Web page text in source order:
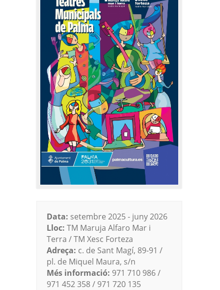
Data: setembre 2025 - juny 2026
Lloc: TM Maruja Alfaro Mar i
Terra / TM Xesc Forteza
Adreça: c. de Sant Magí, 89-91 /
pl. de Miquel Maura, s/n
Més informació: 971 710 986 /
971 452 358 / 971 720 135